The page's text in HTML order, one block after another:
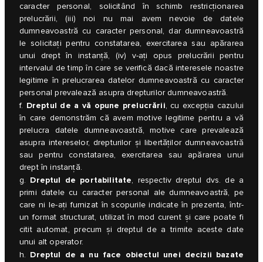
caracter personal, solicitând în schimb restricţionarea
prelucrării, (iii) noi nu mai avem nevoie de datele
dumneavoastră cu caracter personal, dar dumneavoastră
le solicitaţi pentru constatarea, exercitarea sau apărarea
unui drept în instanţă, (iv) v-aţi opus prelucrării pentru
intervalul de timp în care se verifică dacă interesele noastre
legitime în prelucrarea datelor dumneavoastră cu caracter
personal prevalează asupra drepturilor dumneavoastră.
f. Dreptul de a vă opune prelucrării, cu excepţia cazului
în care demonstrăm că avem motive legitime pentru a vă
prelucra datele dumneavoastră, motive care prevalează
asupra intereselor, drepturilor şi libertăţilor dumneavoastră
sau pentru constatarea, exercitarea sau apărarea unui
drept în instanţă.
g. Dreptul de portabilitate, respectiv dreptul dvs. de a
primi datele cu caracter personal ale dumneavoastră, pe
care ni le-aţi furnizat în scopurile indicate în prezenta, într-
un format structurat, utilizat în mod curent şi care poate fi
citit automat, precum şi dreptul de a trimite aceste date
unui alt operator.
h. Dreptul de a nu face obiectul unei decizii bazate